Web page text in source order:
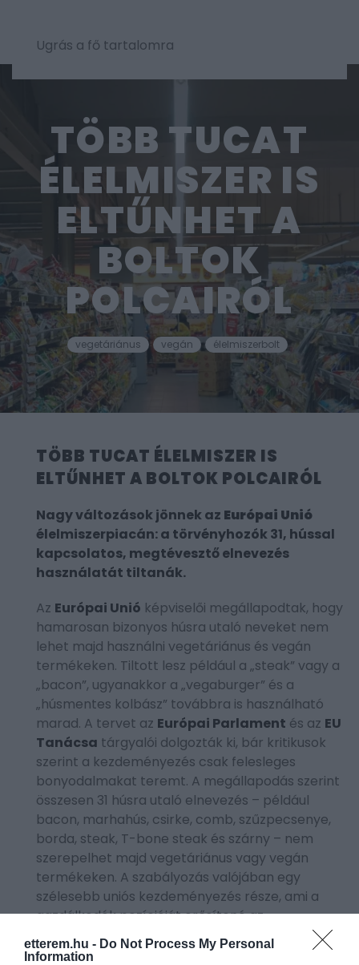
etterem.hu - Do Not Process My Personal
Information
Ugrás a fő tartalomra
TÖBB TUCAT
ÉLELMISZER IS
ELTŰNHET A
BOLTOK
POLCAIRÓL
vegetáriánus vegán élelmiszerbolt
TÖBB TUCAT ÉLELMISZER IS
ELTŰNHET A BOLTOK POLCAIRÓL
Nagy változások jönnek az Európai Unió
élelmiszerpiacán: a törvényhozók 31, hússal
kapcsolatos, megtévesztő elnevezés
használatát tiltanák.
Az Európai Unió képviselői megállapodtak, hogy
hamarosan bizonyos húsra utaló neveket nem
lehet majd használni vegetáriánus és vegán
termékeken. Tiltott lesz például a „steak” vagy a
„bacon”, ugyanakkor a „vegaburger” és a
„húsmentes kolbász” továbbra is használható
marad. A tervet az Európai Parlament és az EU
Tanácsa tárgyalói dolgozták ki, bár kritikusok
szerint a kezdeményezés csak felesleges
bonyodalmakat teremt. A megállapodás szerint
összesen 31 húsra utaló elnevezés – például
bacon, marhahús, csirke, comb, szűzpecsenye,
borda, steak, T-bone steak és szárny – nem
szerepelhet majd vegetáriánus vagy vegán
termékeken. A szabályozás valójában egy
szélesebb uniós kezdeményezés része, ami a
gazdálkodók pozícióját erősítené az
élelmiszerpiacon. Fontos azonban megemlíteni,
hogy a megállapodást még hivatalosan jóvá kell